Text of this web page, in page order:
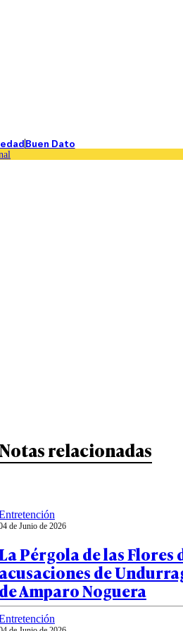
Buen Dato
Notas relacionadas
de Junio de 2026
Pérgola de las Flores
acusaciones de
de Amparo Noguera